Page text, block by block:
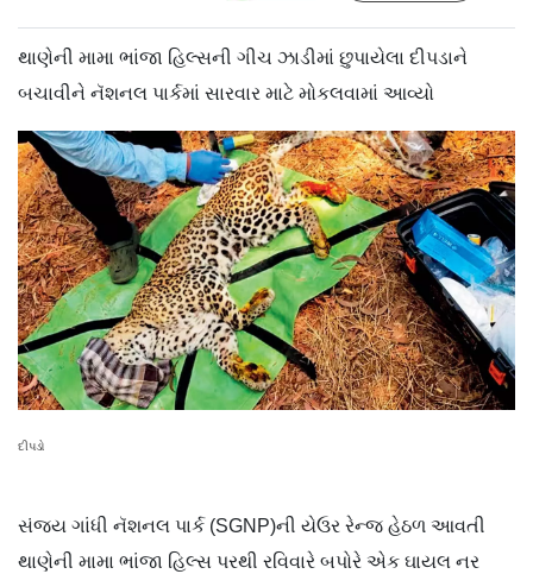
થાણેની મામા ભાંજા હિલ્સની ગીચ ઝાડીમાં છુપાયેલા દીપડાને
બચાવીને નૅશનલ પાર્કમાં સારવાર માટે મોકલવામાં આવ્યો
દીપડો
સંજય ગાંધી નૅશનલ પાર્ક (SGNP)ની યેઉર રેન્જ હેઠળ આવતી
થાણેની મામા ભાંજા હિલ્સ પરથી રવિવારે બપોરે એક ઘાયલ નર